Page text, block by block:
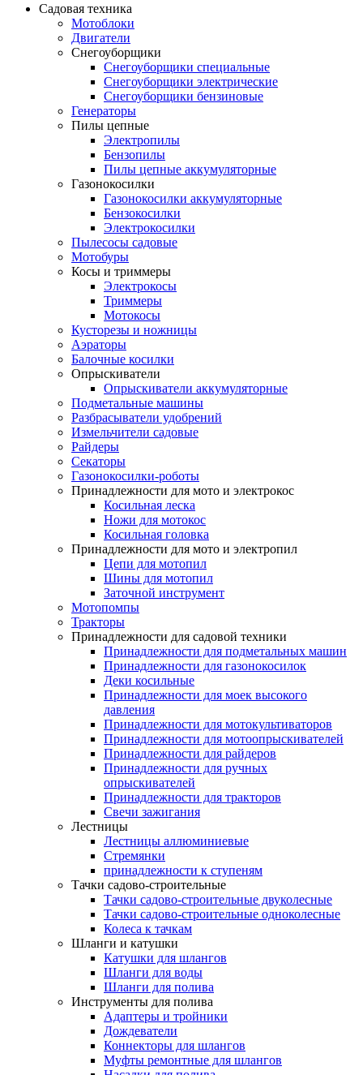
Садовая техника
Мотоблоки
Двигатели
Снегоуборщики
Снегоуборщики специальные
Снегоуборщики электрические
Снегоуборщики бензиновые
Генераторы
Пилы цепные
Электропилы
Бензопилы
Пилы цепные аккумуляторные
Газонокосилки
Газонокосилки аккумуляторные
Бензокосилки
Электрокосилки
Пылесосы садовые
Мотобуры
Косы и триммеры
Электрокосы
Триммеры
Мотокосы
Кусторезы и ножницы
Аэраторы
Балочные косилки
Опрыскиватели
Опрыскиватели аккумуляторные
Подметальные машины
Разбрасыватели удобрений
Измельчители садовые
Райдеры
Секаторы
Газонокосилки-роботы
Принадлежности для мото и электрокос
Косильная леска
Ножи для мотокос
Косильная головка
Принадлежности для мото и электропил
Цепи для мотопил
Шины для мотопил
Заточной инструмент
Мотопомпы
Тракторы
Принадлежности для садовой техники
Принадлежности для подметальных машин
Принадлежности для газонокосилок
Деки косильные
Принадлежности для моек высокого
давления
Принадлежности для мотокультиваторов
Принадлежности для мотоопрыскивателей
Принадлежности для райдеров
Принадлежности для ручных
опрыскивателей
Принадлежности для тракторов
Свечи зажигания
Лестницы
Лестницы аллюминиевые
Стремянки
принадлежности к ступеням
Тачки садово-строительные
Тачки садово-строительные двуколесные
Тачки садово-строительные одноколесные
Колеса к тачкам
Шланги и катушки
Катушки для шлангов
Шланги для воды
Шланги для полива
Инструменты для полива
Адаптеры и тройники
Дождеватели
Коннекторы для шлангов
Муфты ремонтные для шлангов